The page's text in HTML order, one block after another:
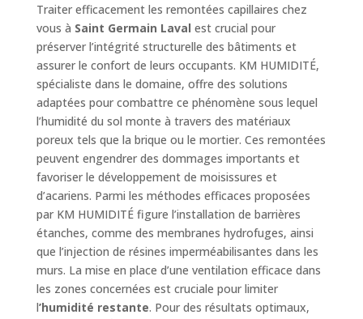
Traiter efficacement les remontées capillaires chez
vous à Saint Germain Laval est crucial pour
préserver l’intégrité structurelle des bâtiments et
assurer le confort de leurs occupants. KM HUMIDITÉ,
spécialiste dans le domaine, offre des solutions
adaptées pour combattre ce phénomène sous lequel
l’humidité du sol monte à travers des matériaux
poreux tels que la brique ou le mortier. Ces remontées
peuvent engendrer des dommages importants et
favoriser le développement de moisissures et
d’acariens. Parmi les méthodes efficaces proposées
par KM HUMIDITÉ figure l’installation de barrières
étanches, comme des membranes hydrofuges, ainsi
que l’injection de résines imperméabilisantes dans les
murs. La mise en place d’une ventilation efficace dans
les zones concernées est cruciale pour limiter
l’humidité restante. Pour des résultats optimaux,